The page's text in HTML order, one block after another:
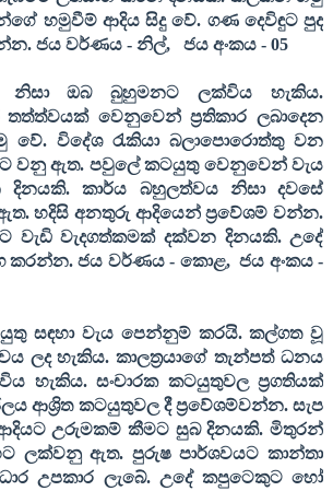
හමුවීම් ආදිය සිදු වේ. ගණ දෙවිඳුට පුද
. ජය වර්ණය - නිල්, ජය අංකය - 05
නිසා ඔබ බුහුමනට ලක්විය හැකිය.
වෙනුවෙන් ප්‍රතිකාර ලබාදෙන
විදේශ රැකියා බලාපොරොත්තු වන
වනු ඇත. පවුලේ කටයුතු වෙනුවෙන් වැය
දිනයකි. කාර්ය බහුලත්වය නිසා දවසේ
හදිසි අනතුරු ආදියෙන් ප්‍රවේශම් වන්න.
වැඩි වැදගත්කමක් දක්වන දිනයකි. උදේ
කරන්න. ජය වර්ණය - කොළ, ජය අංකය -
සඳහා වැය පෙන්නුම් කරයි. කල්ගත වූ
ලද හැකිය. කාලත්‍රයාගේ තැන්පත් ධනය
හැකිය. සංචාරක කටයුතුවල ප්‍රගතියක්
ආශ්‍රිත කටයුතුවල දී ප්‍රවේශම්වන්න. සැප
උරුමකම් කීමට සුබ දිනයකි. මිතුරන්
ලක්වනු ඇත. පුරුෂ පාර්ශවයට කාන්තා
උපකාර ලැබේ. උදේ කපුටෙකුට හෝ